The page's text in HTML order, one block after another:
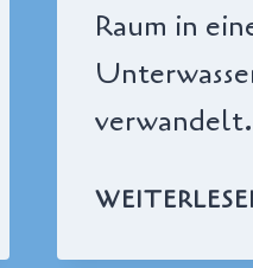
Raum in
verwandelt.